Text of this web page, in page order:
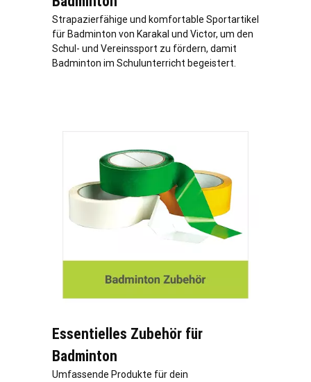
Strapazierfähige und komfortable Sportartikel
für Badminton von Karakal und Victor, um den
Schul- und Vereinssport zu fördern, damit
Badminton im Schulunterricht begeistert.
Essentielles Zubehör für
Badminton
Umfassende Produkte für dein